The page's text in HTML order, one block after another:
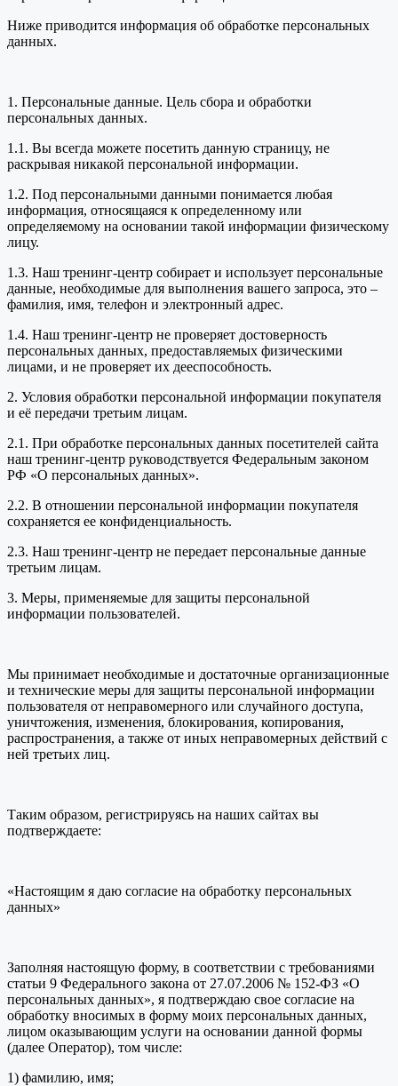
Ниже приводится информация об обработке персональных
данных.
1. Персональные данные. Цель сбора и обработки
персональных данных.
1.1. Вы всегда можете посетить данную страницу, не
раскрывая никакой персональной информации.
1.2. Под персональными данными понимается любая
информация, относящаяся к определенному или
определяемому на основании такой информации физическому
лицу.
1.3. Наш тренинг-центр собирает и использует персональные
данные, необходимые для выполнения вашего запроса, это –
фамилия, имя, телефон и электронный адрес.
1.4. Наш тренинг-центр не проверяет достоверность
персональных данных, предоставляемых физическими
лицами, и не проверяет их дееспособность.
2. Условия обработки персональной информации покупателя
и её передачи третьим лицам.
2.1. При обработке персональных данных посетителей сайта
наш тренинг-центр руководствуется Федеральным законом
РФ «О персональных данных».
2.2. В отношении персональной информации покупателя
сохраняется ее конфиденциальность.
2.3. Наш тренинг-центр не передает персональные данные
третьим лицам.
3. Меры, применяемые для защиты персональной
информации пользователей.
Мы принимает необходимые и достаточные организационные
и технические меры для защиты персональной информации
пользователя от неправомерного или случайного доступа,
уничтожения, изменения, блокирования, копирования,
распространения, а также от иных неправомерных действий с
ней третьих лиц.
Таким образом, регистрируясь на наших сайтах вы
подтверждаете:
«Настоящим я даю согласие на обработку персональных
данных»
Заполняя настоящую форму, в соответствии с требованиями
статьи 9 Федерального закона от 27.07.2006 № 152-ФЗ «О
персональных данных», я подтверждаю свое согласие на
обработку вносимых в форму моих персональных данных,
лицом оказывающим услуги на основании данной формы
(далее Оператор), том числе:
1) фамилию, имя;